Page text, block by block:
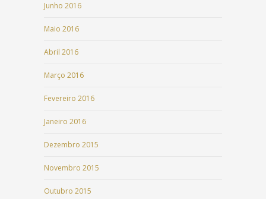
Junho 2016
Maio 2016
Abril 2016
Março 2016
Fevereiro 2016
Janeiro 2016
Dezembro 2015
Novembro 2015
Outubro 2015